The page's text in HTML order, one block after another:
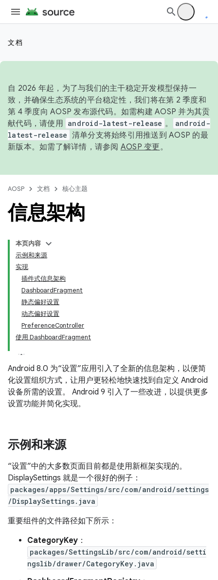
文档
自 2026 年起，为了与我们的主干稳定开发模型保持一
致，并确保生态系统的平台稳定性，我们将在第 2 季度和
第 4 季度向 AOSP 发布源代码。如需构建 AOSP 并为其贡
献代码，请使用 android-latest-release 。
android-
latest-release 清单分支将始终引用推送到 AOSP 的最
新版本。如需了解详情，请参阅 AOSP 变更。
AOSP 文档 核心主题
信息架构
本页内容
示例和来源
实现
插件式信息架构
DashboardFragment
静态偏好设置
动态偏好设置
PreferenceController
使用 DashboardFragment
Android 8.0 为“设置”应用引入了全新的信息架构，以便简
化设置组织方式，让用户更轻松地快速找到自定义 Android
设备所需的设置。 Android 9 引入了一些改进，以提供更多
设置功能并简化实现。
示例和来源
“设置”中的大多数页面目前都是使用新框架实现的。
DisplaySettings 就是一个很好的例子：
packages/apps/Settings/src/com/android/settings
/DisplaySettings.java
重要组件的文件路径如下所示：
CategoryKey ：
packages/SettingsLib/src/com/android/setti
ngslib/drawer/CategoryKey.java